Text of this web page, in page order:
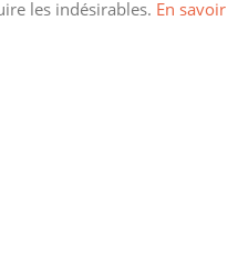
les indésirables. En